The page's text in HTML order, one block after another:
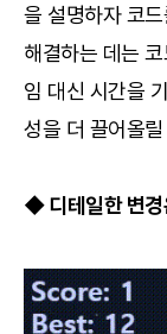
을 설명하자 코
해결하는 데는
임 대신 시간을
성을 더 끌어올
◆ 디테일한 변경